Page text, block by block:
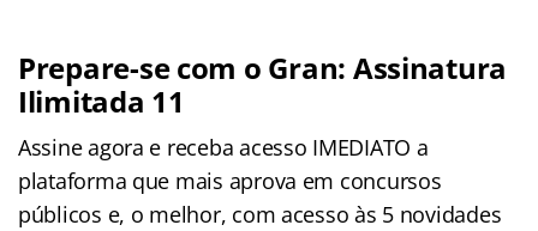
Prepare-se com o Gran: Assinatura
Ilimitada 11
Assine agora e receba acesso IMEDIATO a
plataforma que mais aprova em concursos
públicos e, o melhor, com acesso às 5 novidades